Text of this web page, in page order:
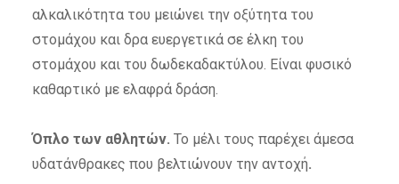
αλκαλικότητα του μειώνει την οξύτητα του
στομάχου και δρα ευεργετικά σε έλκη του
στομάχου και του δωδεκαδακτύλου. Είναι φυσικό
καθαρτικό με ελαφρά δράση.
Όπλο των αθλητών. Το μέλι τους παρέχει άμεσα
υδατάνθρακες που βελτιώνουν την αντοχή.